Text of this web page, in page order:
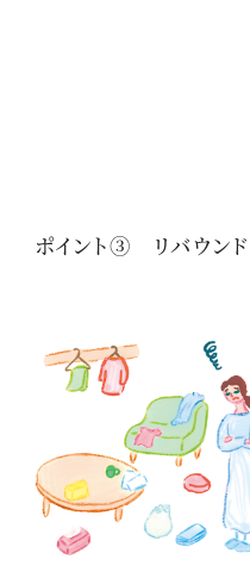
ポイント③ リバウン